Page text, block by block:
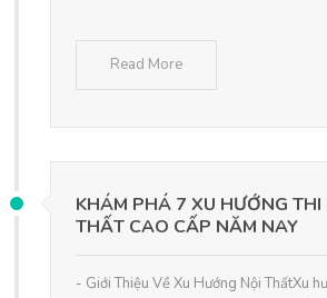
Read More
KHÁM PHÁ 7 XU HƯỚNG THI
THẤT CAO CẤP NĂM NAY
- Giới Thiệu Về Xu Hướng Nội ThấtXu